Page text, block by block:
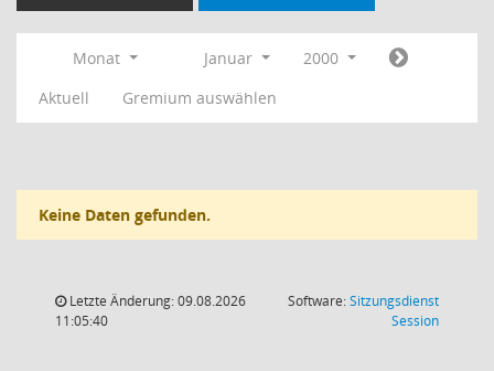
Monat Januar
2000
Aktuell
Gremium auswählen
Keine Daten gefunden.
Letzte Änderung: 09.08.2026
11:05:40
Software:Sitzungsdienst
Session(Wird in